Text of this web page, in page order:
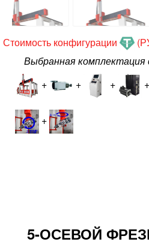
Стоимость конфигурации
Выбранная комплектация
+
+ + +
+
5-ОСЕВОЙ